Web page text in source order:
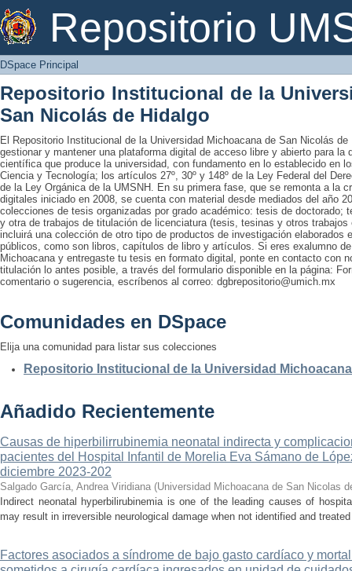
Repositorio
DSpace Principal
DSpace Principal
Repositorio Institucional de la
San Nicolás de Hidalgo
El Repositorio Institucional de la Universidad Michoacana de San Nicolás
gestionar y mantener una plataforma digital de acceso libre y abierto para la
científica que produce la universidad, con fundamento en lo establecido en
Ciencia y Tecnología; los artículos 27º, 30º y 148º de la Ley Federal del
de la Ley Orgánica de la UMSNH. En su primera fase, que se remonta a la
digitales iniciado en 2008, se cuenta con material desde mediados del año
colecciones de tesis organizadas por grado académico: tesis de doctorado;
y otra de trabajos de titulación de licenciatura (tesis, tesinas y otros
incluirá una colección de otro tipo de productos de investigación elaborados
públicos, como son libros, capítulos de libro y artículos. Si eres exalumno
Michoacana y entregaste tu tesis en formato digital, ponte en contacto con
titulación lo antes posible, a través del formulario disponible en la página:
comentario o sugerencia, escríbenos al correo: dgbrepositorio@umich.mx
Comunidades en DSpace
Elija una comunidad para listar sus colecciones
Repositorio Institucional de la Universidad
Añadido Recientemente
Causas de hiperbilirrubinemia neonatal indirecta y
pacientes del Hospital Infantil de Morelia Eva Sámano de
diciembre 2023-202
Salgado García, Andrea Viridiana (Universidad Michoacana de San Nicolas
Indirect neonatal hyperbilirubinemia is one of the leading causes of
may result in irreversible neurological damage when not identified and
Factores asociados a síndrome de bajo gasto cardíaco y